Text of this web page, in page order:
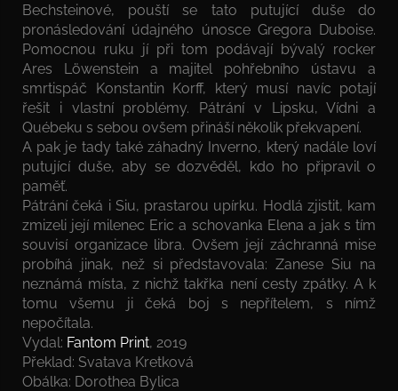
Bechsteinové, pouští se tato putující duše do
pronásledování údajného únosce Gregora Duboise.
Pomocnou ruku jí při tom podávají bývalý rocker
Ares Löwenstein a majitel pohřebního ústavu a
smrtispáč Konstantin Korff, který musí navíc potají
řešit i vlastní problémy. Pátrání v Lipsku, Vídni a
Québeku s sebou ovšem přináší několik překvapení.
A pak je tady také záhadný Inverno, který nadále loví
putující duše, aby se dozvěděl, kdo ho připravil o
paměť.
Pátrání čeká i Siu, prastarou upírku. Hodlá zjistit, kam
zmizeli její milenec Eric a schovanka Elena a jak s tím
souvisí organizace libra. Ovšem její záchranná mise
probíhá jinak, než si představovala: Zanese Siu na
neznámá místa, z nichž takřka není cesty zpátky. A k
tomu všemu ji čeká boj s nepřítelem, s nímž
nepočítala.
Vydal: Fantom Print, 2019
Překlad: Svatava Kretková
Obálka: Dorothea Bylica